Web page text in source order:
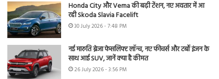
Honda City और Verna की बढ़ी टेंशन, नए अवतार में आ
रही Skoda Slavia Facelift
30 July 2026 - 7:48 PM
नई मारुति ब्रेजा फेसलिफ्ट लॉन्च, नए फीचर्स और टर्बो इंजन के
साथ आई SUV, जानें क्या है कीमत
26 July 2026 - 3:56 PM